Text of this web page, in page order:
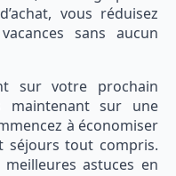
vous réduisez
sans aucun
sur votre prochain
maintenant sur une
à économiser
séjours tout compris.
astuces en